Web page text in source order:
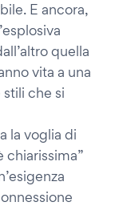
E ancora,
quella
vita a una
che si
la voglia di
chiarissima”